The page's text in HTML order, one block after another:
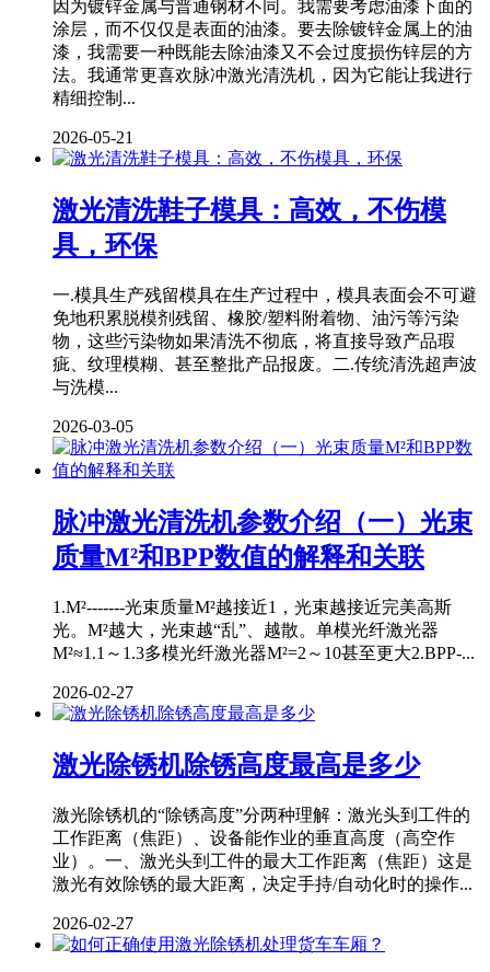
因为镀锌金属与普通钢材不同。我需要考虑油漆下面的
涂层，而不仅仅是表面的油漆。要去除镀锌金属上的油
漆，我需要一种既能去除油漆又不会过度损伤锌层的方
法。我通常更喜欢脉冲激光清洗机，因为它能让我进行
精细控制...
2026-05-21
激光清洗鞋子模具：高效，不伤模
具，环保
一.模具生产残留模具在生产过程中，模具表面会不可避
免地积累脱模剂残留、橡胶/塑料附着物、油污等污染
物，这些污染物如果清洗不彻底，将直接导致产品瑕
疵、纹理模糊、甚至整批产品报废。二.传统清洗超声波
与洗模...
2026-03-05
脉冲激光清洗机参数介绍（一）光束
质量M²和BPP数值的解释和关联
1.M²-------光束质量M²越接近1，光束越接近完美高斯
光。M²越大，光束越“乱”、越散。单模光纤激光器
M²≈1.1～1.3多模光纤激光器M²=2～10甚至更大2.BPP-...
2026-02-27
激光除锈机除锈高度最高是多少
激光除锈机的“除锈高度”分两种理解：激光头到工件的
工作距离（焦距）、设备能作业的垂直高度（高空作
业）。一、激光头到工件的最大工作距离（焦距）这是
激光有效除锈的最大距离，决定手持/自动化时的操作...
2026-02-27